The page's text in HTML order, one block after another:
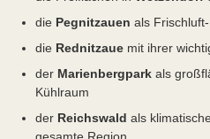
die Pegnitzauen als
die Rednitzaue mit ihrer
der Marienbergpark als
Kühlraum
der Reichswald als